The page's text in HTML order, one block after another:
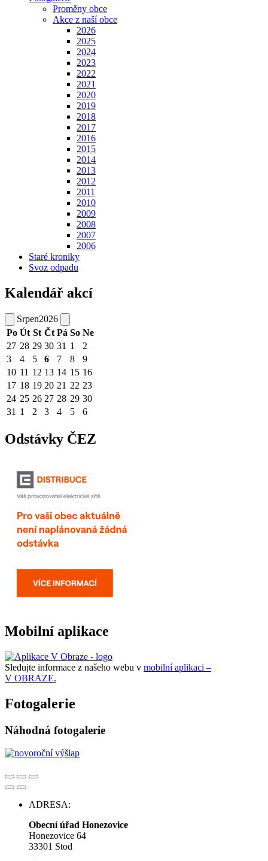
Proměny obce
Akce z naší obce
2026
2025
2024
2023
2022
2021
2020
2019
2018
2017
2016
2015
2014
2013
2012
2011
2010
2009
2008
2007
2006
Staré kroniky
Svoz odpadu
Kalendář akcí
Srpen2026
Po Út St Čt Pá So Ne
27 28 29 30 31 1
2
3
4 5 6 7 8
9
10 11 12 13 14 15 16
17 18 19 20 21 22 23
24 25 26 27 28 29 30
31 1 2 3 4 5 6
Odstávky ČEZ
Mobilní aplikace
Sledujte informace z našeho webu v mobilní aplikaci –
V OBRAZE.
Fotogalerie
Náhodná fotogalerie
ADRESA:
Obecní úřad Honezovice
Honezovice 64
33301 Stod